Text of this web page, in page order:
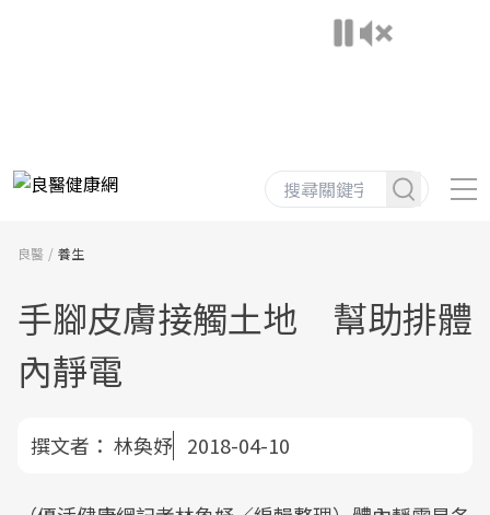
良醫 養生
手腳皮膚接觸土地 幫助排體
內靜電
撰文者： 林奐妤 2018-04-10